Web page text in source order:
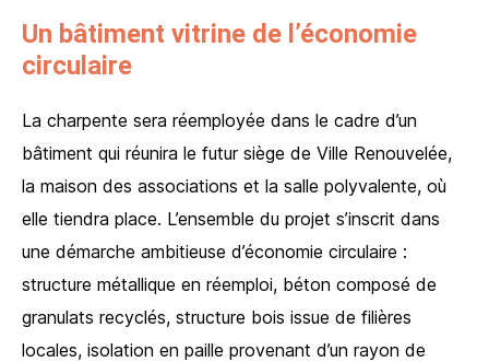
Un bâtiment vitrine de l’économie
circulaire
La charpente sera réemployée dans le cadre d’un
bâtiment qui réunira le futur siège de Ville Renouvelée,
la maison des associations et la salle polyvalente, où
elle tiendra place. L’ensemble du projet s’inscrit dans
une démarche ambitieuse d’économie circulaire :
structure métallique en réemploi, béton composé de
granulats recyclés, structure bois issue de filières
locales, isolation en paille provenant d’un rayon de